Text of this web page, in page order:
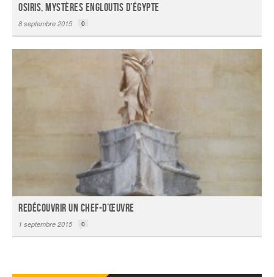
Osiris, mystères engloutis d’Égypte
8 septembre 2015 0
Redécouvrir un chef-d’œuvre
1 septembre 2015 0